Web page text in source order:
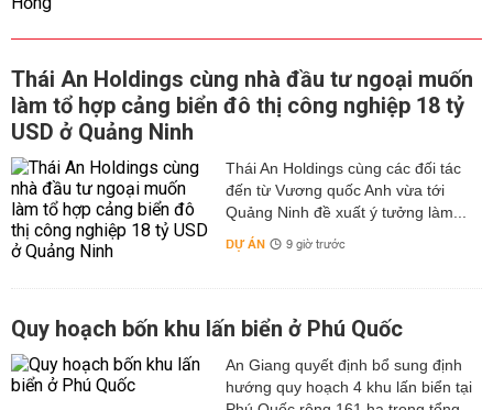
Thái An Holdings cùng nhà đầu tư ngoại muốn
làm tổ hợp cảng biển đô thị công nghiệp 18 tỷ
USD ở Quảng Ninh
Thái An Holdings cùng các đối tác
đến từ Vương quốc Anh vừa tới
Quảng Ninh đề xuất ý tưởng làm...
DỰ ÁN 9 giờ trước
Quy hoạch bốn khu lấn biển ở Phú Quốc
An Giang quyết định bổ sung định
hướng quy hoạch 4 khu lấn biển tại